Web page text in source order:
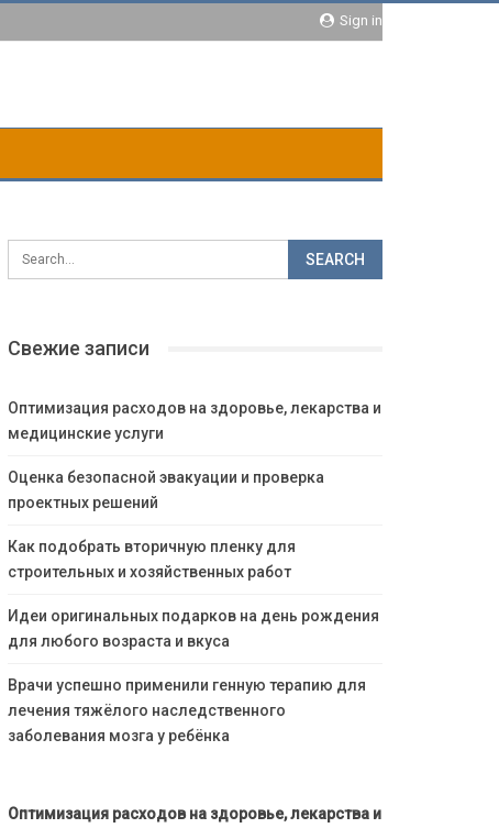
Sign in
Свежие записи
Оптимизация расходов на здоровье, лекарства и
медицинские услуги
Оценка безопасной эвакуации и проверка
проектных решений
Как подобрать вторичную пленку для
строительных и хозяйственных работ
Идеи оригинальных подарков на день рождения
для любого возраста и вкуса
Врачи успешно применили генную терапию для
лечения тяжёлого наследственного
заболевания мозга у ребёнка
Оптимизация расходов на здоровье, лекарства и